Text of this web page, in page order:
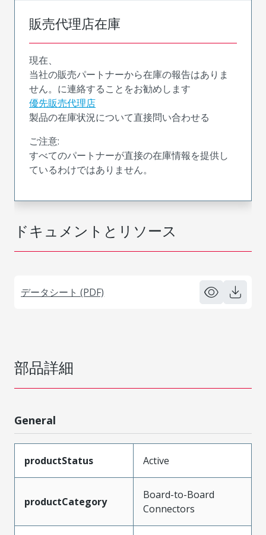
ドキュメントとリソース
データシート (PDF)
販売代理店在庫
現在、
当社の販売パートナーから在庫の報告はありま
せん。に連絡することをお勧めします
優先販売代理店
製品の在庫状況について直接問い合わせる
ご注意:
すべてのパートナーが直接の在庫情報を提供し
ているわけではありません。
部品詳細
General
productStatus Active
productCategory
Board-to-Board
Connectors